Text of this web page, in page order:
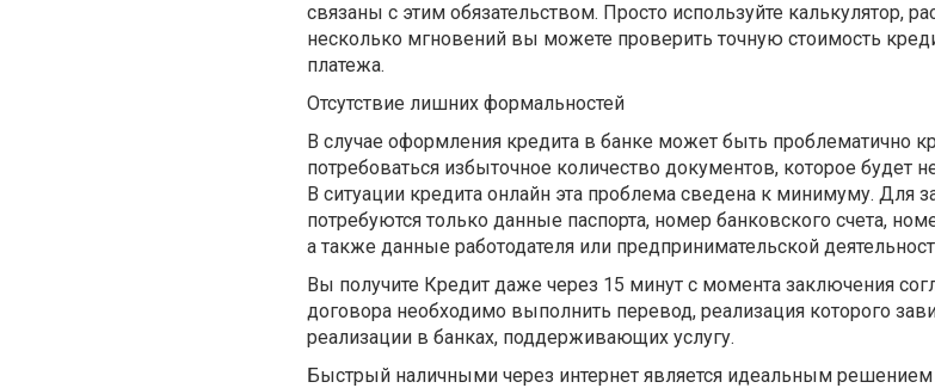
связаны с этим обязательством. Просто используйте калькулятор,
несколько мгновений вы можете проверить точную стоимость
платежа.
Отсутствие лишних формальностей
В случае оформления кредита в банке может быть проблематично
потребоваться избыточное количество документов, которое будет
В ситуации кредита онлайн эта проблема сведена к минимуму. Для
потребуются только данные паспорта, номер банковского счета,
а также данные работодателя или предпринимательской
Вы получите Кредит даже через 15 минут с момента заключения
договора необходимо выполнить перевод, реализация которого
реализации в банках, поддерживающих услугу.
Быстрый наличными через интернет является идеальным